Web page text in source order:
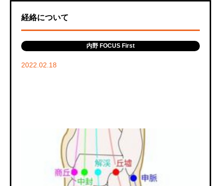
経絡について
内野 FOCUS First
2022.02.18